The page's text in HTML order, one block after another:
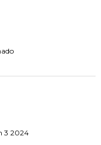
3 2024